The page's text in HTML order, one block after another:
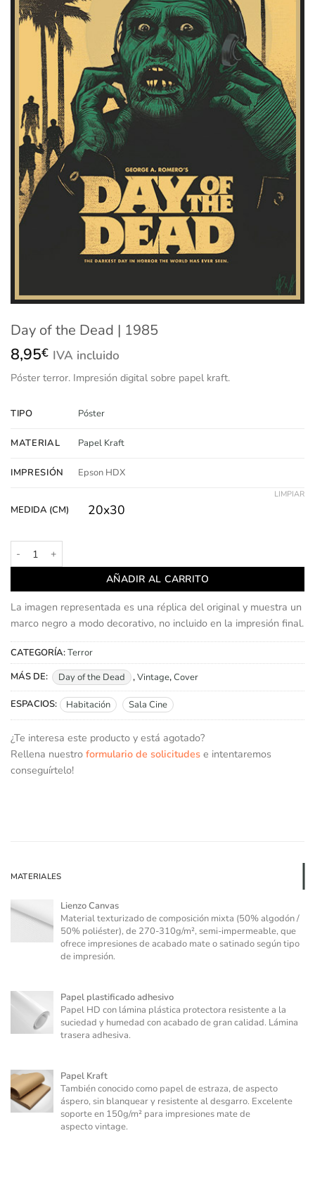
Day of the Dead | 1985
8,95€ IVA incluido
Póster terror. Impresión digital sobre papel kraft.
TIPO Póster
MATERIAL Papel Kraft
IMPRESIÓN Epson HDX
MEDIDA (CM) 20x30
LIMPIAR
Day of the Dead | 1985 cantidad
AÑADIR AL CARRITO
La imagen representada es una réplica del original y muestra un
marco negro a modo decorativo, no incluido en la impresión final.
CATEGORÍA:Terror
MÁS DE:
Day of the Dead ,Vintage,Cover
ESPACIOS: Habitación Sala Cine
¿Te interesa este producto y está agotado?
Rellena nuestro formulario de solicitudes e intentaremos
conseguírtelo!
MATERIALES
Lienzo Canvas
Material texturizado de composición mixta (50% algodón /
50% poliéster), de 270-310g/m², semi-impermeable, que
ofrece impresiones de acabado mate o satinado según tipo
de impresión.
Papel plastificado adhesivo
Papel HD con lámina plástica protectora resistente a la
suciedad y humedad con acabado de gran calidad. Lámina
trasera adhesiva.
Papel Kraft
También conocido como papel de estraza, de aspecto
áspero, sin blanquear y resistente al desgarro. Excelente
soporte en 150g/m² para impresiones mate de
aspecto vintage.